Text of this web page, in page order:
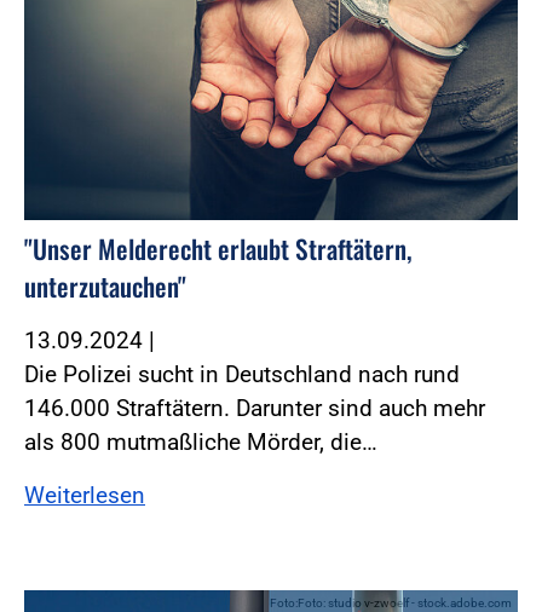
"Unser Melderecht erlaubt Straftätern,
unterzutauchen"
13.09.2024 |
Die Polizei sucht in Deutschland nach rund
146.000 Straftätern. Darunter sind auch mehr
als 800 mutmaßliche Mörder, die…
Weiterlesen
Foto:Foto: studio v-zwoelf - stock.adobe.com